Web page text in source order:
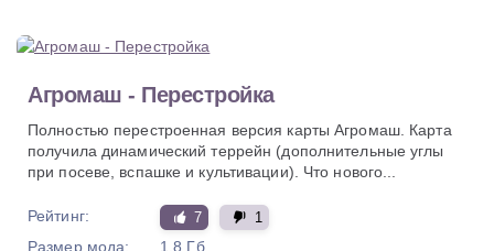
Агромаш - Перестройка
Полностью перестроенная версия карты Агромаш. Карта
получила динамический террейн (дополнительные углы
при посеве, вспашке и культивации). Что нового...
Рейтинг: 7 1
Размер мода:
1,8 Гб